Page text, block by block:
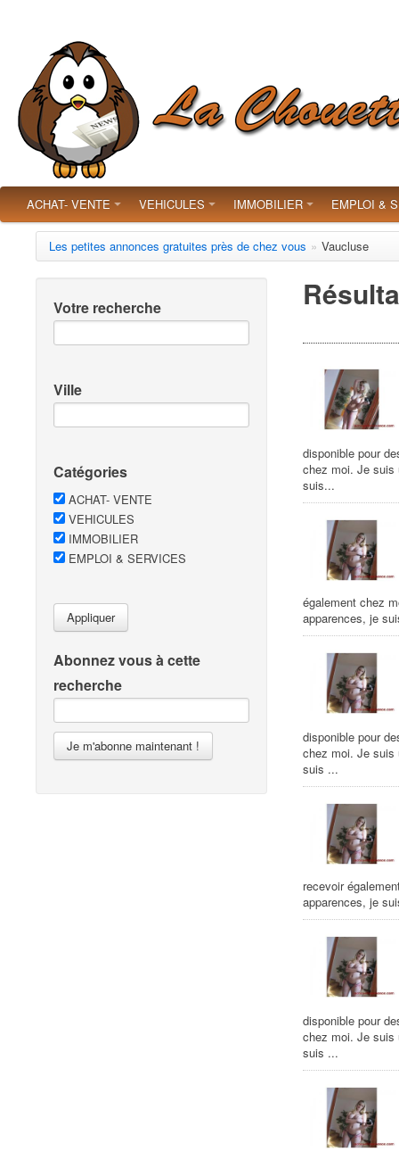
ACHAT- VENTE VEHICULES IMMOBILIER EMPLOI &
Les petites annonces gratuites près de chez vous » Vaucluse
Votre recherche
Ville
Catégories
ACHAT- VENTE
VEHICULES
IMMOBILIER
EMPLOI & SERVICES
Appliquer
Abonnez vous à cette
recherche
Je m'abonne maintenant !
disponible pour
chez moi. Je suis
suis...
également chez
apparences, je
disponible pour
chez moi. Je suis
suis ...
recevoir
apparences, je
disponible pour
chez moi. Je suis
suis ...